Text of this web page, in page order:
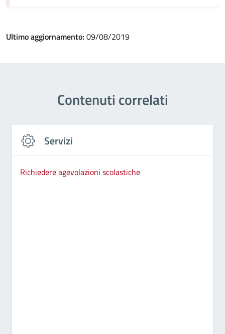
Ultimo aggiornamento: 09/08/2019
Contenuti correlati
Servizi
Richiedere agevolazioni scolastiche